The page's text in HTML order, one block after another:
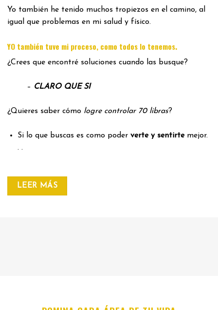
Yo también he tenido muchos tropiezos en el camino, al
igual que problemas en mi salud y físico.
YO también tuve mi proceso, como todos lo tenemos.
¿Crees que encontré soluciones cuando las busque?
– CLARO QUE SI
¿Quieres saber cómo logre controlar 70 libras?
Si lo que buscas es como poder verte y sentirtemejor.
. .
LEER MÁS